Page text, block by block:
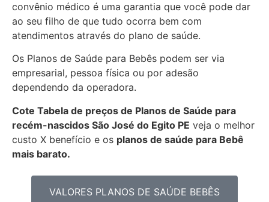
convênio médico é uma garantia que você pode dar
ao seu filho de que tudo ocorra bem com
atendimentos através do plano de saúde.
Os Planos de Saúde para Bebês podem ser via
empresarial, pessoa física ou por adesão
dependendo da operadora.
Cote Tabela de preços de Planos de Saúde para
recém-nascidos São José do Egito PE veja o melhor
custo X benefício e os planos de saúde para Bebê
mais barato.
VALORES PLANOS DE SAÚDE BEBÊS